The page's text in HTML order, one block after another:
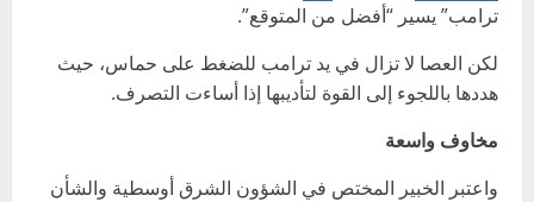
ترامب” يسير “أفضل من المتوقع”.
لكن العصا لا تزال في يد ترامب للضغط على حماس، حيث
هددها باللجوء إلى القوة لتأديبها إذا أساءت التصرف.
مخاوف واسعة
واعتبر الخبير المختص في الشؤون الشرق أوسطية والشأن